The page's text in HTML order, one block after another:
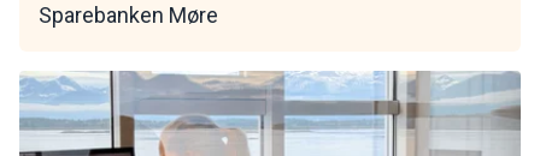
Sparebanken Møre